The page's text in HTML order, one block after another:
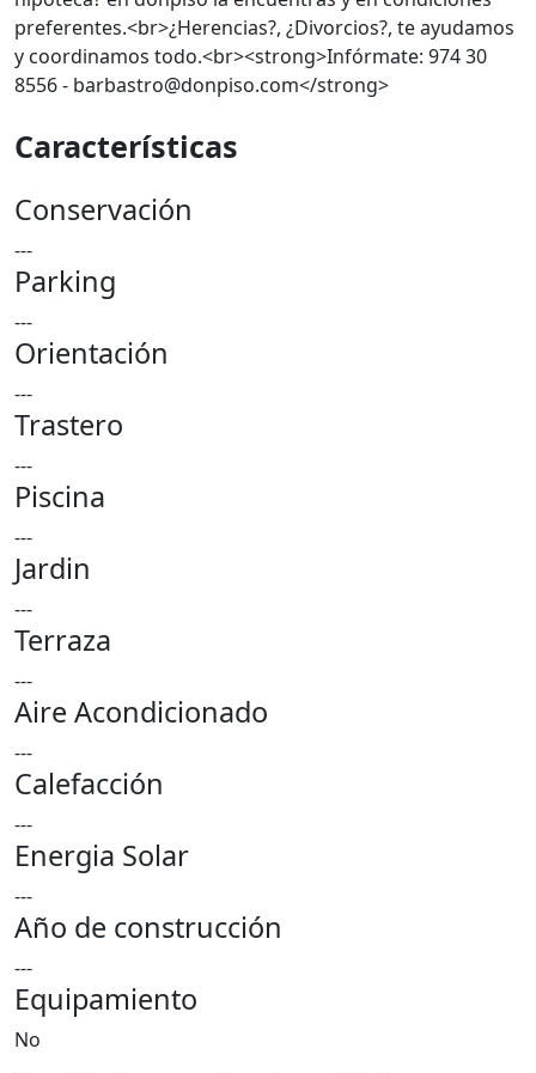
preferentes.<br>¿Herencias?, ¿Divorcios?, te ayudamos
y coordinamos todo.<br><strong>Infórmate: 974 30
8556 - barbastro@donpiso.com</strong>
Características
Conservación
---
Parking
---
Orientación
---
Trastero
---
Piscina
---
Jardin
---
Terraza
---
Aire Acondicionado
---
Calefacción
---
Energia Solar
---
Año de construcción
---
Equipamiento
No